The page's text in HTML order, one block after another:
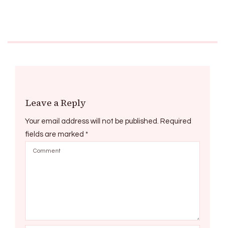
Leave a Reply
Your email address will not be published. Required
fields are marked *